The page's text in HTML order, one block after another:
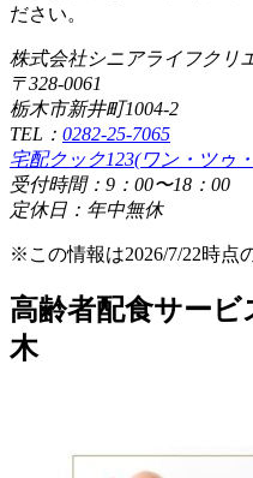
ださい。
株式会社シニアライフクリ
〒328-0061
栃木市新井町1004-2
TEL： 0282-25-7065
宅配クック123(ワン・ツゥ
受付時間：9：00〜18：00
定休日：年中無休
※この情報は2026/7/22時点
高齢者配食サー
木